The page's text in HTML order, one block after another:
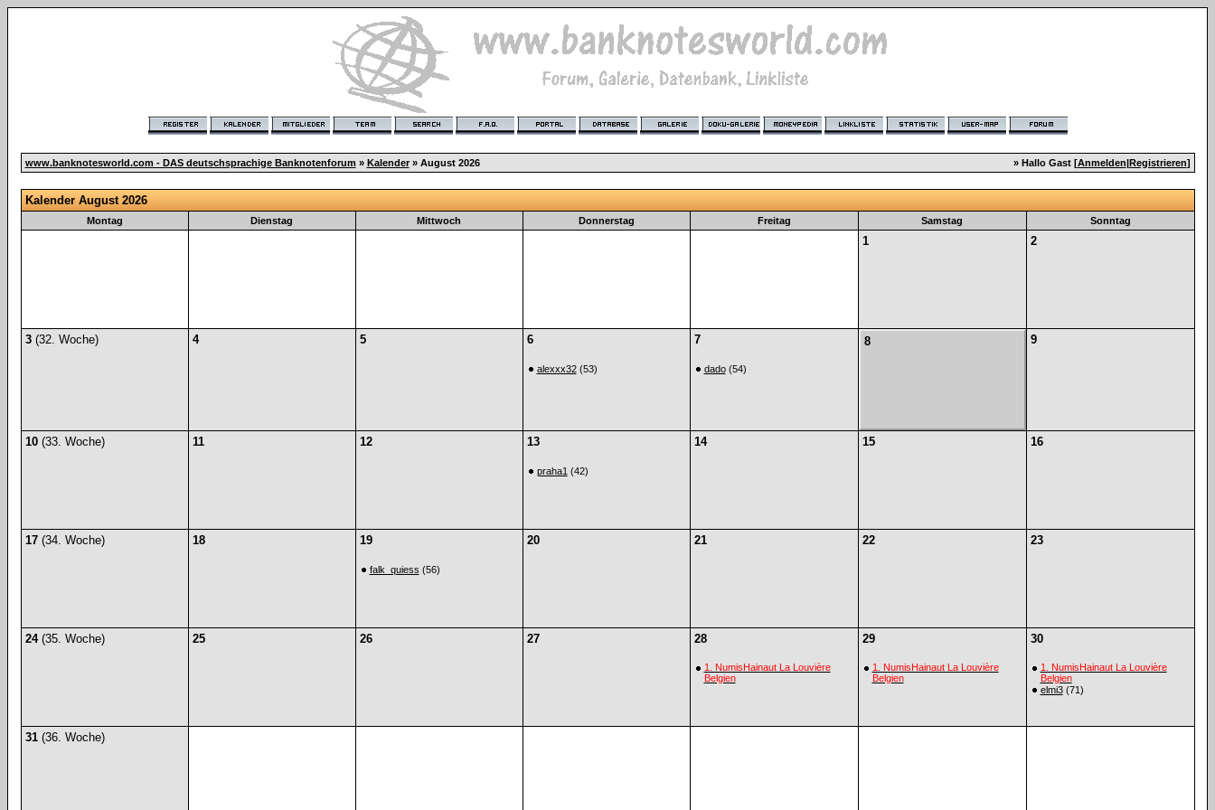
www.banknotesworld.com - DAS deutschsprachige Banknotenforum » Kalender» August 2026 » Hallo Gast [Anmelden|Registrieren]
Kalender August 2026
Montag Dienstag Mittwoch Donnerstag Freitag Samstag Sonntag
1 2
3(32. Woche) 4 5 6
alexxx32(53)
7
dado(54)
8 9
10(33. Woche) 11 12 13
praha1 (42)
14 15 16
17(34. Woche) 18 19
falk_quiess (56)
20 21 22 23
24(35. Woche) 25 26 27 28
1. NumisHainaut La Louvière
Belgien
29
1. NumisHainaut La Louvière
Belgien
30
1. NumisHainaut La Louvière
Belgien
elmi3(71)
31(36. Woche)